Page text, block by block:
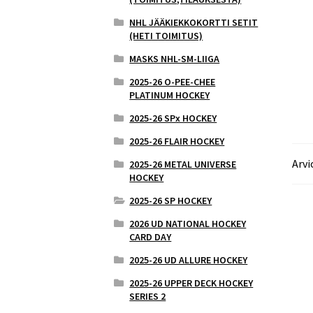
NHL JÄÄKIEKKOKORTTI SETIT
(HETI TOIMITUS)
MASKS NHL-SM-LIIGA
2025-26 O-PEE-CHEE
PLATINUM HOCKEY
2025-26 SPx HOCKEY
2025-26 FLAIR HOCKEY
2025-26 METAL UNIVERSE
HOCKEY
2025-26 SP HOCKEY
2026 UD NATIONAL HOCKEY
CARD DAY
2025-26 UD ALLURE HOCKEY
2025-26 UPPER DECK HOCKEY
SERIES 2